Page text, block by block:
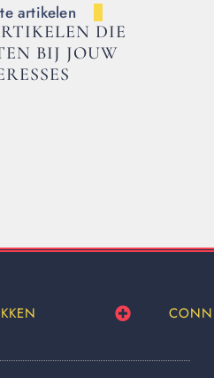
artikelen
DIE
BIJ JOUW